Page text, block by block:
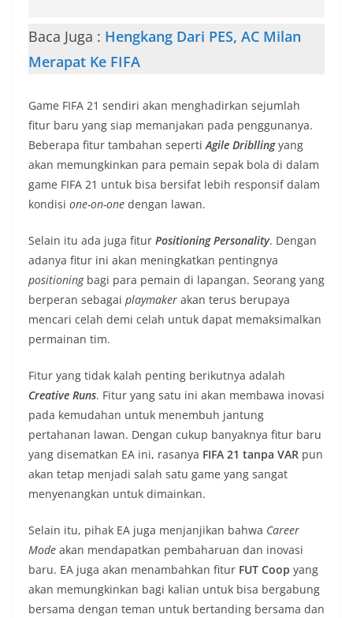
Baca Juga : Hengkang Dari PES, AC Milan
Merapat Ke FIFA
Game FIFA 21 sendiri akan menghadirkan sejumlah
fitur baru yang siap memanjakan pada penggunanya.
Beberapa fitur tambahan sepertiAgile Dribllingyang
akan memungkinkan para pemain sepak bola di dalam
game FIFA 21 untuk bisa bersifat lebih responsif dalam
kondisi one-on-one dengan lawan.
Selain itu ada juga fitur Positioning Personality. Dengan
adanya fitur ini akan meningkatkan pentingnya
positioningbagi para pemain di lapangan. Seorang yang
berperan sebagai playmaker akan terus berupaya
mencari celah demi celah untuk dapat memaksimalkan
permainan tim.
Fitur yang tidak kalah penting berikutnya adalah
Creative Runs. Fitur yang satu ini akan membawa inovasi
pada kemudahan untuk menembuh jantung
pertahanan lawan. Dengan cukup banyaknya fitur baru
yang disematkan EA ini, rasanya FIFA 21 tanpa VAR pun
akan tetap menjadi salah satu game yang sangat
menyenangkan untuk dimainkan.
Selain itu, pihak EA juga menjanjikan bahwa Career
Mode akan mendapatkan pembaharuan dan inovasi
baru. EA juga akan menambahkan fitur FUT Coop yang
akan memungkinkan bagi kalian untuk bisa bergabung
bersama dengan teman untuk bertanding bersama dan